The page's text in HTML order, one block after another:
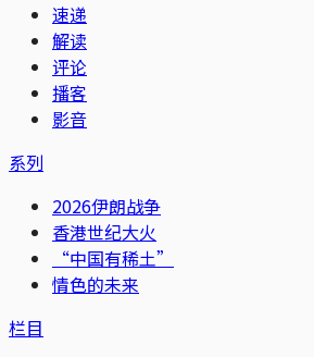
速递
解读
评论
播客
影音
系列
2026伊朗战争
香港世纪大火
“中国有稀土”
情色的未来
栏目